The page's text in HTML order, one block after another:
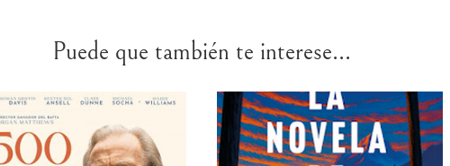
Puede que también te interese...